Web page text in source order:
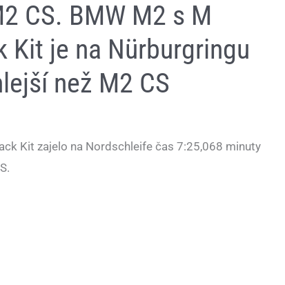
CS. BMW M2 s M
Kit je na Nürburgringu
než M2 CS
Kit zajelo na Nordschleife čas 7:25,068 minuty